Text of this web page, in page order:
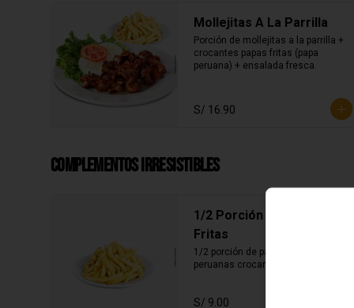
Mollejitas A La Parrilla
Porción de mollejitas a la parrilla +
crocantes papas fritas (papa
peruana) + ensalada fresca.
S/ 16.90
Complementos irresistibles
1/2 Porción de Papas
Fritas
1/2 porción de papas fritas
peruanas crocantes.
S/ 9.00